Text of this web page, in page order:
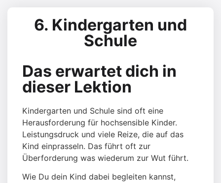
6. Kindergarten und
Schule
Das erwartet dich in
dieser Lektion
Kindergarten und Schule sind oft eine
Herausforderung für hochsensible Kinder.
Leistungsdruck und viele Reize, die auf das
Kind einprasseln. Das führt oft zur
Überforderung was wiederum zur Wut führt.
Wie Du dein Kind dabei begleiten kannst,